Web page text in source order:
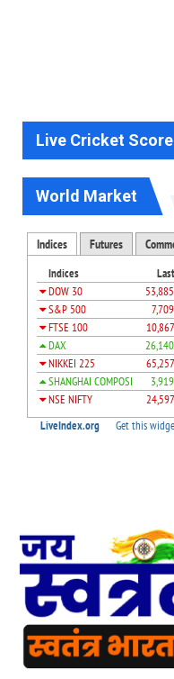
Live Cricket Score
World Market